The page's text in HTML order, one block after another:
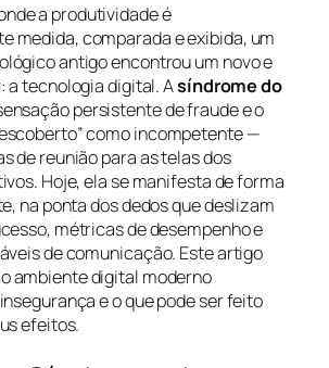
a produtividade é
medida, comparada e exibida, um
antigo encontrou um novo e
a tecnologia digital. Asíndrome do
persistente de fraude e o
como incompetente —
de reunião para as telas dos
Hoje, ela se manifesta de forma
na ponta dos dedos que deslizam
métricas de desempenho e
de comunicação. Este artigo
ambiente digital moderno
e o que pode ser feito
efeitos.